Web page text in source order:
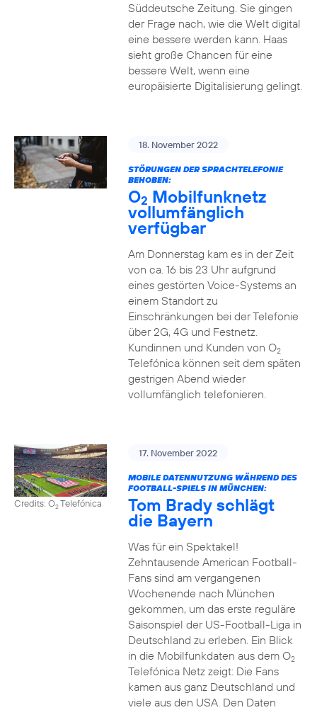
Süddeutsche Zeitung. Sie gingen
der Frage nach, wie die Welt digital
eine bessere werden kann. Haas
sieht große Chancen für eine
bessere Welt, wenn eine
europäisierte Digitalisierung gelingt.
18. November 2022
STÖRUNGEN DER SPRACHTELEFONIE
BEHOBEN:
O2 Mobilfunknetz
vollumfänglich
verfügbar
Am Donnerstag kam es in der Zeit
von ca. 16 bis 23 Uhr aufgrund
eines gestörten Voice-Systems an
einem Standort zu
Einschränkungen bei der Telefonie
über 2G, 4G und Festnetz.
Kundinnen und Kunden von O2
Telefónica können seit dem späten
gestrigen Abend wieder
vollumfänglich telefonieren.
Credits: O2Telefónica
17. November 2022
MOBILE DATENNUTZUNG WÄHREND DES
FOOTBALL-SPIELS IN MÜNCHEN:
Tom Brady schlägt
die Bayern
Was für ein Spektakel!
Zehntausende American Football-
Fans sind am vergangenen
Wochenende nach München
gekommen, um das erste reguläre
Saisonspiel der US-Football-Liga in
Deutschland zu erleben. Ein Blick
in die Mobilfunkdaten aus dem O2
Telefónica Netz zeigt: Die Fans
kamen aus ganz Deutschland und
viele aus den USA. Den Daten